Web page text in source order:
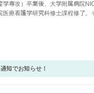
学専攻）卒業後、大学附属病院
医療看護学研究科修士課程修了
知でお知らせ！